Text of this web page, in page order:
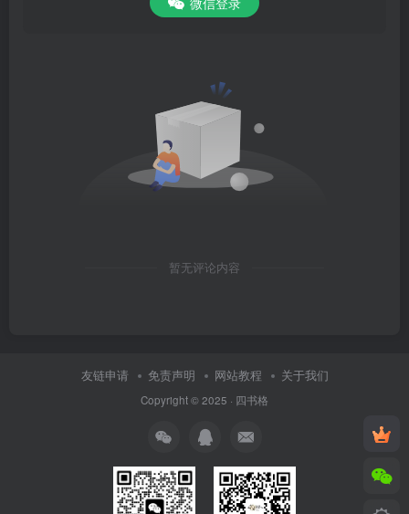
暂无评论内容
友链申请 免责声明 网站教程 关于我们
Copyright © 2025 · 四书格